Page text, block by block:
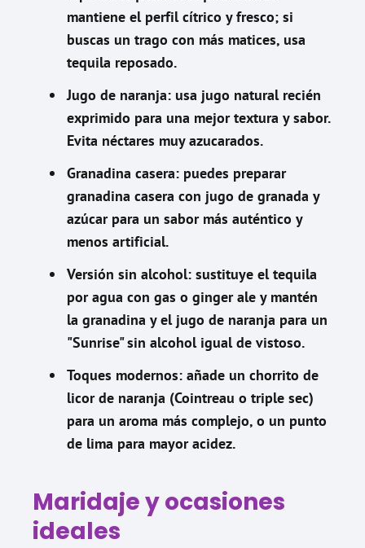
mantiene el perfil cítrico y fresco; si
buscas un trago con más matices, usa
tequila reposado.
Jugo de naranja: usa jugo natural recién
exprimido para una mejor textura y sabor.
Evita néctares muy azucarados.
Granadina casera: puedes preparar
granadina casera con jugo de granada y
azúcar para un sabor más auténtico y
menos artificial.
Versión sin alcohol: sustituye el tequila
por agua con gas o ginger ale y mantén
la granadina y el jugo de naranja para un
"Sunrise" sin alcohol igual de vistoso.
Toques modernos: añade un chorrito de
licor de naranja (Cointreau o triple sec)
para un aroma más complejo, o un punto
de lima para mayor acidez.
Maridaje y ocasiones
ideales